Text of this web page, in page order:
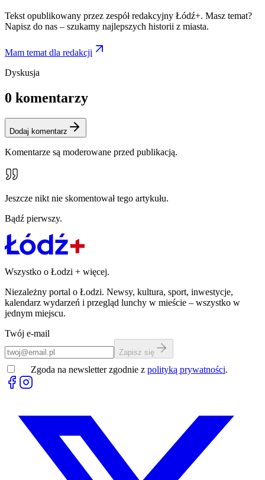
Tekst opublikowany przez zespół redakcyjny Łódź+. Masz temat?
Napisz do nas – szukamy najlepszych historii z miasta.
Mam temat dla redakcji
Dyskusja
0 komentarzy
Dodaj komentarz
Komentarze są moderowane przed publikacją.
Jeszcze nikt nie skomentował tego artykułu.
Bądź pierwszy.
Wszystko o Łodzi + więcej.
Niezależny portal o Łodzi. Newsy, kultura, sport, inwestycje,
kalendarz wydarzeń i przegląd lunchy w mieście – wszystko w
jednym miejscu.
Twój e-mail
Zapisz się
Zgoda na newsletter zgodnie z polityką prywatności.